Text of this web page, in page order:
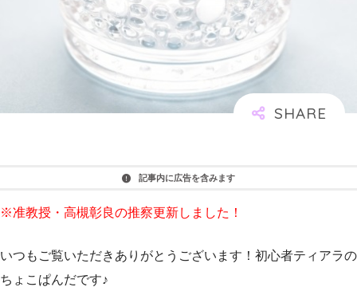
記事内に広告を含みます
※准教授・高槻彰良の推察更新しました！
いつもご覧いただきありがとうございます！初心者ティアラの
ちょこぱんだです♪